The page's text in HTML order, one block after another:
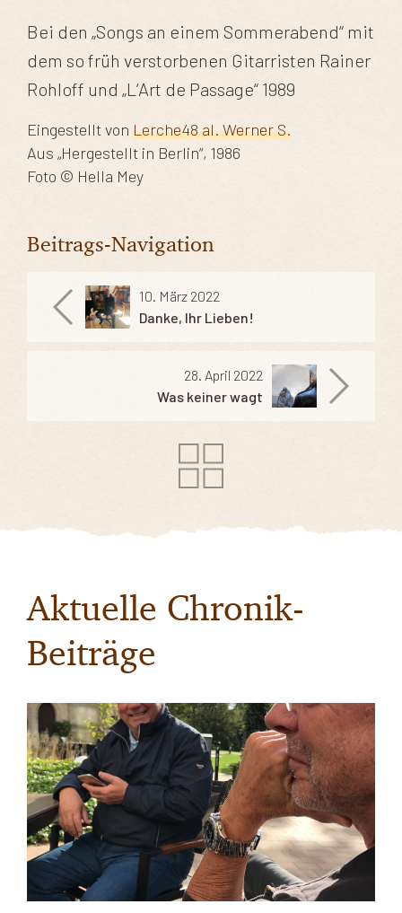
Bei den „Songs an einem Sommerabend“ mit
dem so früh verstorbenen Gitarristen Rainer
Rohloff und „L’Art de Passage“ 1989
Eingestellt von Lerche48 al. Werner S.
Aus „Hergestellt in Berlin“, 1986
Foto © Hella Mey
Beitrags-Navigation
10. März 2022
Danke, Ihr Lieben!
28. April 2022
Was keiner wagt
Aktuelle Chronik-
Beiträge